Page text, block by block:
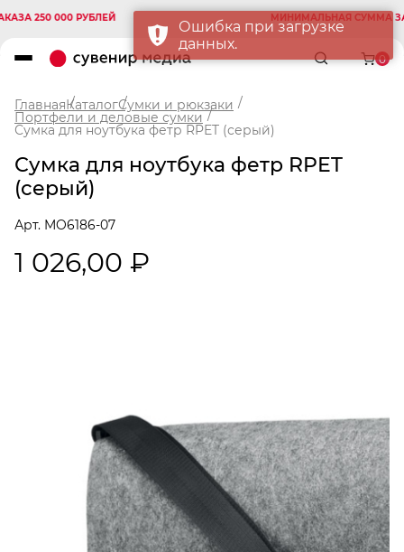
250 000 РУБЛЕЙ МИНИМАЛЬНАЯ СУММА
0
ГлавнаяКаталогСумки и рюкзаки
Портфели и деловые сумки
Сумка для ноутбука фетр RPET (серый)
Сумка для ноутбука фетр RPET
(серый)
Арт. MO6186-07
1 026,00 ₽
Ошибка при загрузке
данных.